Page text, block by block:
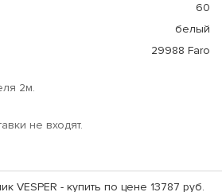
60
белый
29988 Faro
2м.
не входят.
VESPER - купить по цене 13787 руб.